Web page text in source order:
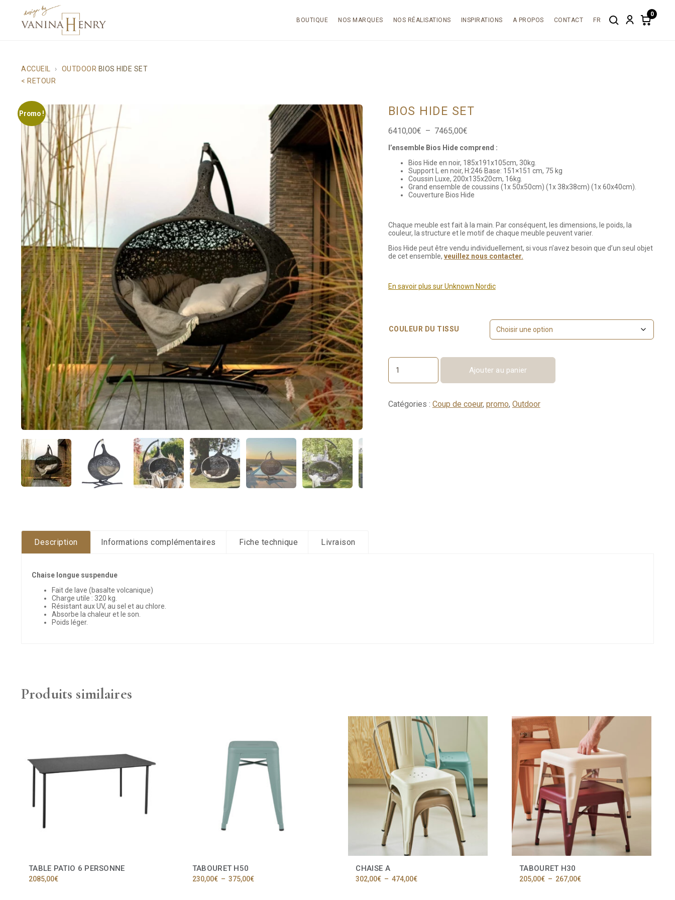
BOUTIQUE NOS MARQUES NOS RÉALISATIONS INSPIRATIONS A PROPOS CONTACT FR SearchAccount
0
Items
ACCUEIL OUTDOOR BIOS HIDE SET
< RETOUR
Promo ! BIOS HIDE SET
6410,00€ – 7465,00€Plage
prix :
6410,00€
à
7465,00€
l’ensemble Bios Hide comprend :
Bios Hide en noir, 185x191x105cm, 30kg.
Support L en noir, H:246 Base: 151×151 cm, 75 kg
Coussin Luxe, 200x135x20cm, 16kg.
Grand ensemble de coussins (1x 50x50cm) (1x 38x38cm) (1x 60x40cm).
Couverture Bios Hide
Chaque meuble est fait à la main. Par conséquent, les dimensions, le poids, la
couleur, la structure et le motif de chaque meuble peuvent varier.
Bios Hide peut être vendu individuellement, si vous n’avez besoin que d’un seul objet
de cet ensemble, veuillez nous contacter.
En savoir plus sur Unknown Nordic
COULEUR DU TISSU
quantité
de
Hide
Ajouter au panier
Catégories : Coup de coeur, promo, Outdoor
Description Informations complémentaires Fiche technique Livraison
Chaise longue suspendue
Fait de lave (basalte volcanique)
Charge utile : 320 kg.
Résistant aux UV, au sel et au chlore.
Absorbe la chaleur et le son.
Poids léger.
Produits similaires
TABLE PATIO 6 PERSONNE
2085,00€
TABOURET H50
230,00€ – 375,00€Plage
CHAISE A
302,00€ – 474,00€Plage
TABOURET H30
205,00€ – 267,00€Plage